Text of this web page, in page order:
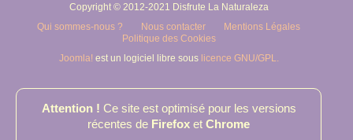
Copyright © 2012-2021 Disfrute La Naturaleza
Qui sommes-nous ?
Nous contacter
Mentions Légales
Politique des Cookies
Joomla! est un logiciel libre sous licence GNU/GPL.
Attention ! Ce site est optimisé pour les versions
récentes de Firefox et Chrome